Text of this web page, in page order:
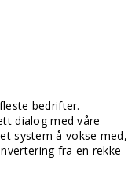
bedrifter.
dialog med våre
system å vokse med,
fra en rekke